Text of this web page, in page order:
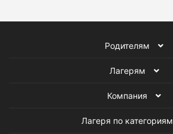
Родителям
Лагерям
Компания
Лагеря по категориям